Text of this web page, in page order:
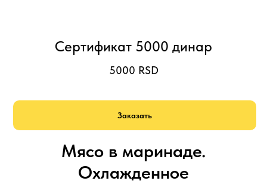
Сертификат 5000 динар
5000 RSD
Заказать
Мясо в маринаде.
Охлажденное